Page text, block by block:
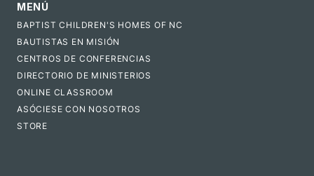
MENÚ
BAPTIST CHILDREN'S HOMES OF NC
BAUTISTAS EN MISIÓN
CENTROS DE CONFERENCIAS
DIRECTORIO DE MINISTERIOS
ONLINE CLASSROOM
ASÓCIESE CON NOSOTROS
STORE